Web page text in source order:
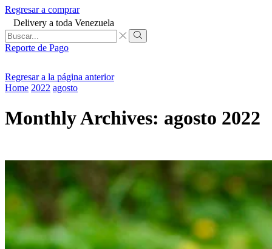
Regresar a comprar
Delivery a toda Venezuela
Search
input
Search
Reporte de Pago
Regresar a la página anterior
Home 2022 agosto
Monthly Archives: agosto 2022